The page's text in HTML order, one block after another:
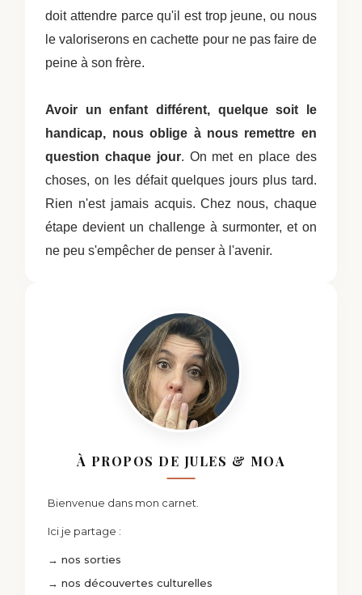
doit attendre parce qu'il est trop jeune, ou nous
le valoriserons en cachette pour ne pas faire de
peine à son frère.
Avoir un enfant différent, quelque soit le
handicap, nous oblige à nous remettre en
question chaque jour. On met en place des
choses, on les défait quelques jours plus tard.
Rien n'est jamais acquis. Chez nous, chaque
étape devient un challenge à surmonter, et on
ne peu s'empêcher de penser à l'avenir.
À PROPOS DE JULES & MOA
Bienvenue dans mon carnet.
Ici je partage :
→ nos sorties
→ nos découvertes culturelles